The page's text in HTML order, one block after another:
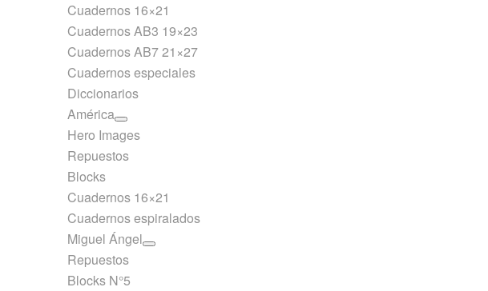
Cuadernos 16×21
Cuadernos AB3 19×23
Cuadernos AB7 21×27
Cuadernos especiales
Diccionarios
América
Hero Images
Repuestos
Blocks
Cuadernos 16×21
Cuadernos espiralados
Miguel Ángel
Repuestos
Blocks N°5